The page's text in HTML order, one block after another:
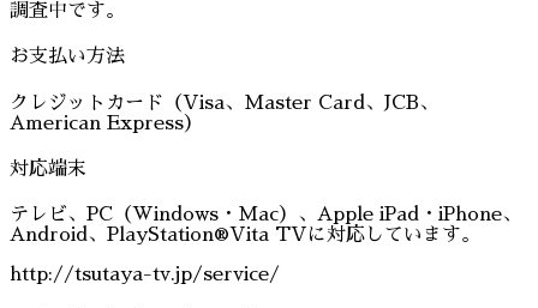
調査中です。
お支払い方法
クレジットカード（Visa、Master Card、JCB、
American Express）
対応端末
テレビ、PC（Windows・Mac）、Apple iPad・iPhone、
Android、PlayStation®Vita TVに対応しています。
http://tsutaya-tv.jp/service/